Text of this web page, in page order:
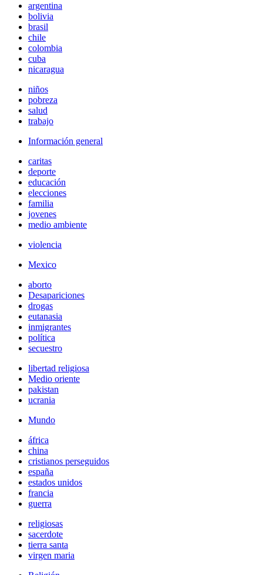
argentina
bolivia
brasil
chile
colombia
cuba
nicaragua
niños
pobreza
salud
trabajo
Información general
caritas
deporte
educación
elecciones
familia
jovenes
medio ambiente
violencia
Mexico
aborto
Desapariciones
drogas
eutanasia
inmigrantes
política
secuestro
libertad religiosa
Medio oriente
pakistan
ucrania
Mundo
áfrica
china
cristianos perseguidos
españa
estados unidos
francia
guerra
religiosas
sacerdote
tierra santa
virgen maria